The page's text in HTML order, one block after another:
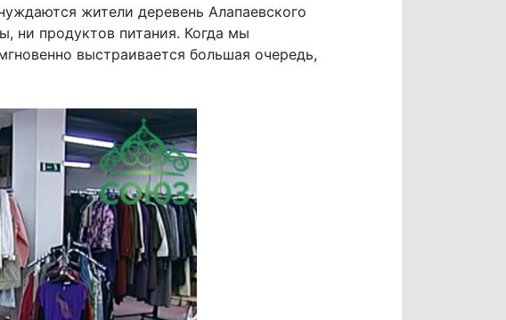
жители деревень Алапаевского
ни продуктов питания. Когда мы
выстраивается большая очередь,